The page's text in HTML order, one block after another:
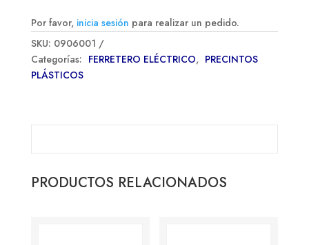
Por favor, inicia sesión para realizar un pedido.
SKU: 0906001
Categorías: FERRETERO ELÉCTRICO, PRECINTOS
PLÁSTICOS
PRODUCTOS RELACIONADOS